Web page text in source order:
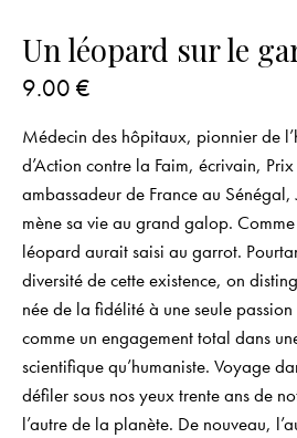
Un léopard sur le
9.00 €
Médecin des hôpitaux, pionnier de
d’Action contre la Faim, écrivain,
ambassadeur de France au Sénégal,
mène sa vie au grand galop. Comme
léopard aurait saisi au garrot.
diversité de cette existence, on
née de la fidélité à une seule
comme un engagement total dans
scientifique qu’humaniste. Voyage
défiler sous nos yeux trente ans de
l’autre de la planète. De nouveau,